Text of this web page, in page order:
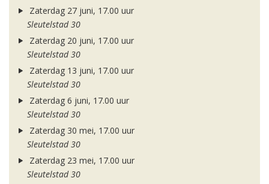
Zaterdag 27 juni, 17.00 uur
Sleutelstad 30
Zaterdag 20 juni, 17.00 uur
Sleutelstad 30
Zaterdag 13 juni, 17.00 uur
Sleutelstad 30
Zaterdag 6 juni, 17.00 uur
Sleutelstad 30
Zaterdag 30 mei, 17.00 uur
Sleutelstad 30
Zaterdag 23 mei, 17.00 uur
Sleutelstad 30